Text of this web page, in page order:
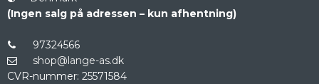
(Ingen salg på adressen – kun afhentning)
97324566
shop@lange-as.dk
CVR-nummer: 25571584